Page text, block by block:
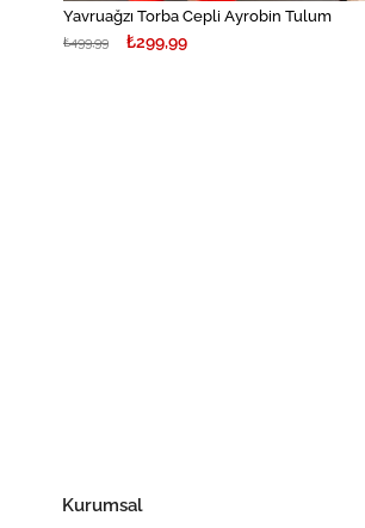
Yavruağzı Torba Cepli Ayrobin Tulum
₺299,99
₺499,99
Kurumsal